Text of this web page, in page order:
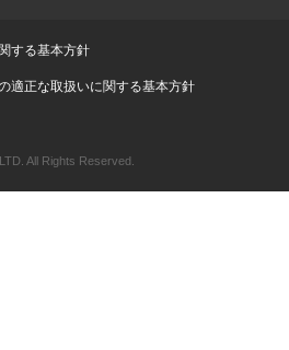
する基本方針
適正な取扱いに関する基本方針
All Rights Reserved.